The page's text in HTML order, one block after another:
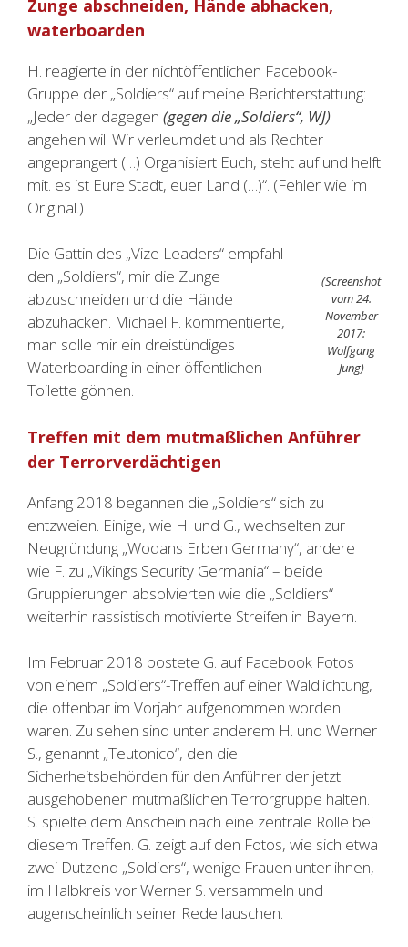
Zunge abschneiden, Hände abhacken,
waterboarden
H. reagierte in der nichtöffentlichen Facebook-
Gruppe der „Soldiers“ auf meine Berichterstattung:
„Jeder der dagegen (gegen die „Soldiers“, WJ)
angehen will Wir verleumdet und als Rechter
angeprangert (…) Organisiert Euch, steht auf und helft
mit. es ist Eure Stadt, euer Land (…)“. (Fehler wie im
Original.)
(Screenshot
vom 24.
November
2017:
Wolfgang
Jung)
Die Gattin des „Vize Leaders“ empfahl
den „Soldiers“, mir die Zunge
abzuschneiden und die Hände
abzuhacken. Michael F. kommentierte,
man solle mir ein dreistündiges
Waterboarding in einer öffentlichen
Toilette gönnen.
Treffen mit dem mutmaßlichen Anführer
der Terrorverdächtigen
Anfang 2018 begannen die „Soldiers“ sich zu
entzweien. Einige, wie H. und G., wechselten zur
Neugründung „Wodans Erben Germany“, andere
wie F. zu „Vikings Security Germania“ – beide
Gruppierungen absolvierten wie die „Soldiers“
weiterhin rassistisch motivierte Streifen in Bayern.
Im Februar 2018 postete G. auf Facebook Fotos
von einem „Soldiers“-Treffen auf einer Waldlichtung,
die offenbar im Vorjahr aufgenommen worden
waren. Zu sehen sind unter anderem H. und Werner
S., genannt „Teutonico“, den die
Sicherheitsbehörden für den Anführer der jetzt
ausgehobenen mutmaßlichen Terrorgruppe halten.
S. spielte dem Anschein nach eine zentrale Rolle bei
diesem Treffen. G. zeigt auf den Fotos, wie sich etwa
zwei Dutzend „Soldiers“, wenige Frauen unter ihnen,
im Halbkreis vor Werner S. versammeln und
augenscheinlich seiner Rede lauschen.